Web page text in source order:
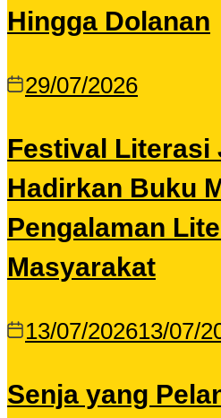
Hingga Dolanan
29/07/2026
Festival Literasi
Hadirkan Buku
Pengalaman
Masyarakat
13/07/202613/07/
Senja yang